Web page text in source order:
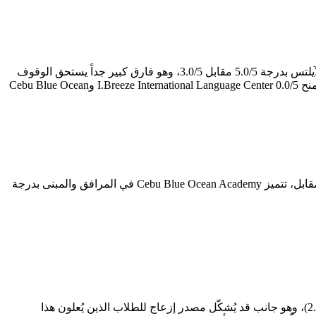
لمن يدرس بهدف اجتياز اختبار الآيلتس، يصبح هذا المحور تحديداً هو بوصلة القرار. I.Breeze International Language Center تتفوق في برنامج الآيلتس بدرجة 5.0/5 مقابل 3.0/5، وهو فارق كبير جداً يستحق الوقوف
عنده يعكس جودة المعلمين المتخصصين وكثافة التدريب على مهارات الاختبار. أما تقييمات جوجل — التي تعكس رأي الطلاب الفعليين — فتمنح I.Breeze International Language Center 0.0/5 وCebu Blue Ocean
أبرز ما يميز I.Breeze International Language Center هو برنامج الآيلتس بدرجة 5.0/5 — وهو المحور الذي يبرز فيه على خريطة المعاهد. في المقابل، تتميز Cebu Blue Ocean Academy في المرافق والمبنى بدرجة
كل معهد يحمل ثغرات ينبغي معرفتها قبل التسجيل. I.Breeze International Language Center تُسجّل أدنى درجاتها في القيمة مقابل السعر (2.0/5)، وهو جانب قد يُشكّل مصدر إزعاج للطلاب الذين يُعلون هذا